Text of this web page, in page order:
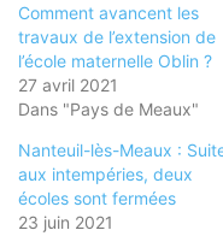
Comment avancent les
travaux de l’extension de
l’école maternelle Oblin ?
27 avril 2021
Dans "Pays de Meaux"
Nanteuil-lès-Meaux :
aux intempéries, deux
écoles sont fermées
23 juin 2021